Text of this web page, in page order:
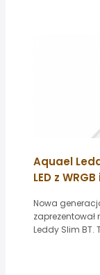
Aquael
LED z
Nowa
Leddy Slim BT.